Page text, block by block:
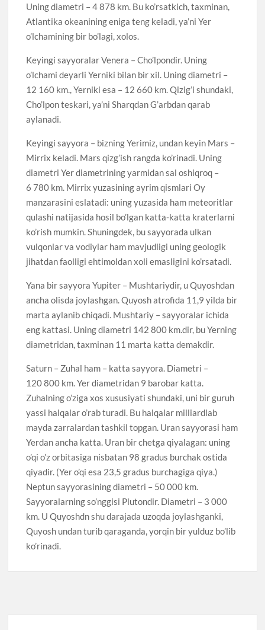
Uning diametri – 4 878 km. Bu ko’rsatkich, taxminan,
Atlantika okeanining eniga teng keladi, ya’ni Yer
o’lchamining bir bo’lagi, xolos.
Keyingi sayyoralar Venera – Cho’lpondir. Uning
o’lchami deyarli Yerniki bilan bir xil. Uning diametri –
12 160 km., Yerniki esa – 12 660 km. Qizig’i shundaki,
Cho’lpon teskari, ya’ni Sharqdan G’arbdan qarab
aylanadi.
Keyingi sayyora – bizning Yerimiz, undan keyin Mars –
Mirrix keladi. Mars qizg’ish rangda ko’rinadi. Uning
diametri Yer diametrining yarmidan sal oshiqroq –
6 780 km. Mirrix yuzasining ayrim qismlari Oy
manzarasini eslatadi: uning yuzasida ham meteoritlar
qulashi natijasida hosil bo’lgan katta-katta kraterlarni
ko’rish mumkin. Shuningdek, bu sayyorada ulkan
vulqonlar va vodiylar ham mavjudligi uning geologik
jihatdan faolligi ehtimoldan xoli emasligini ko’rsatadi.
Yana bir sayyora Yupiter – Mushtariydir, u Quyoshdan
ancha olisda joylashgan. Quyosh atrofida 11,9 yilda bir
marta aylanib chiqadi. Mushtariy – sayyoralar ichida
eng kattasi. Uning diametri 142 800 km.dir, bu Yerning
diametridan, taxminan 11 marta katta demakdir.
Saturn – Zuhal ham – katta sayyora. Diametri –
120 800 km. Yer diametridan 9 barobar katta.
Zuhalning o’ziga xos xususiyati shundaki, uni bir guruh
yassi halqalar o’rab turadi. Bu halqalar milliardlab
mayda zarralardan tashkil topgan. Uran sayyorasi ham
Yerdan ancha katta. Uran bir chetga qiyalagan: uning
o’qi o’z orbitasiga nisbatan 98 gradus burchak ostida
qiyadir. (Yer o’qi esa 23,5 gradus burchagiga qiya.)
Neptun sayyorasining diametri – 50 000 km.
Sayyoralarning so’nggisi Plutondir. Diametri – 3 000
km. U Quyoshdn shu darajada uzoqda joylashganki,
Quyosh undan turib qaraganda, yorqin bir yulduz bo’lib
ko’rinadi.